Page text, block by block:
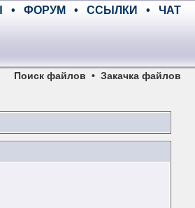
• ФОРУМ • ССЫЛКИ • ЧАТ
Поиск файлов • Закачка файлов